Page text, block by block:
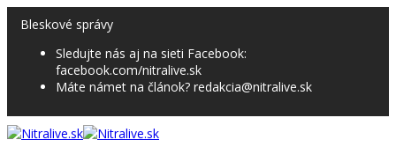
Bleskové správy
Sledujte nás aj na sieti Facebook:
facebook.com/nitralive.sk
Máte námet na článok? redakcia@nitralive.sk